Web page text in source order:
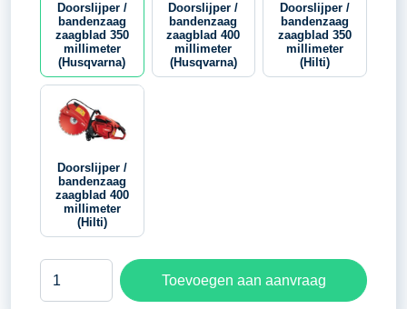
Doorslijper /
bandenzaag
zaagblad 350
millimeter
(Husqvarna)
Doorslijper /
bandenzaag
zaagblad 400
millimeter
(Husqvarna)
Doorslijper /
bandenzaag
zaagblad 350
millimeter
(Hilti)
Doorslijper /
bandenzaag
zaagblad 400
millimeter
(Hilti)
Toevoegen aan aanvraag